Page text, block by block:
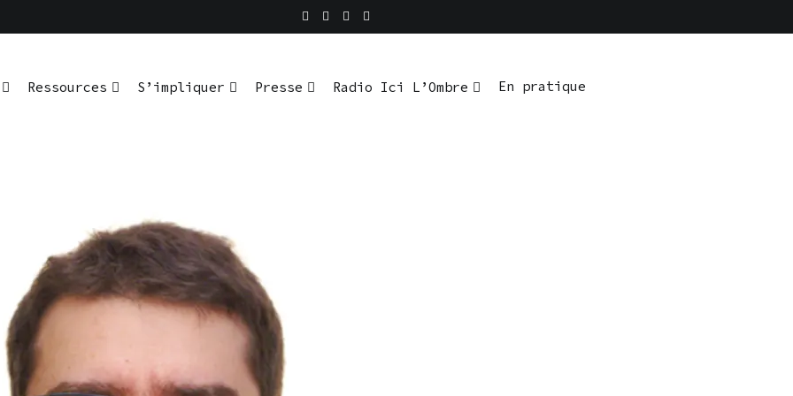
Ressources S’impliquer Presse Radio Ici L’Ombre En pratique